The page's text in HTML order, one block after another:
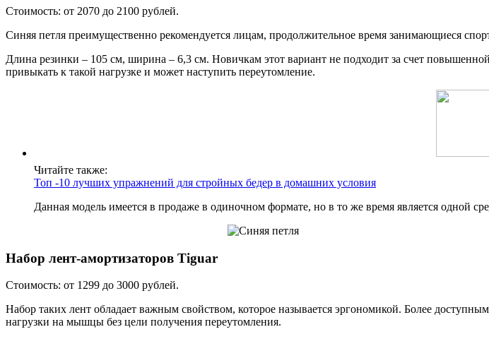
Стоимость: от 2070 до 2100 рублей.
Синяя петля преимущественно рекомендуется лицам, продолжительное время занимающиеся
Длина резинки – 105 см, ширина – 6,3 см. Новичкам этот вариант не подходит за счет
привыкать к такой нагрузке и может наступить переутомление.
Читайте также:
Топ -10 лучших упражнений для стройных бедер в домашних условия
Данная модель имеется в продаже в одиночном формате, но в то же время является одной
Набор лент-амортизаторов Tiguar
Стоимость: от 1299 до 3000 рублей.
Набор таких лент обладает важным свойством, которое называется эргономикой. Более
нагрузки на мышцы без цели получения переутомления.